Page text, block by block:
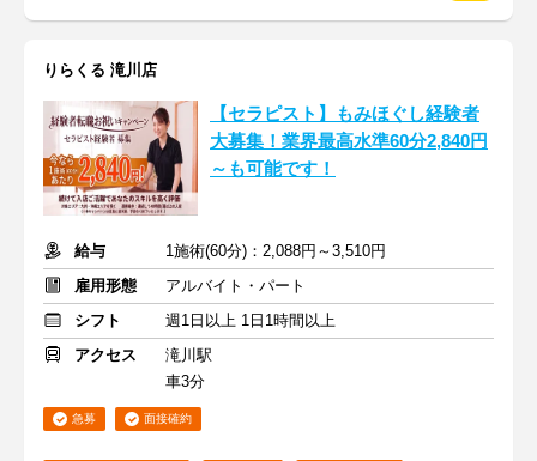
りらくる 滝川店
【セラピスト】もみほぐし経験者
大募集！業界最高水準60分2,840円
～も可能です！
給与
1施術(60分)：2,088円～3,510円
雇用形態
アルバイト・パート
シフト
週1日以上 1日1時間以上
アクセス
滝川駅
車3分
急募 面接確約